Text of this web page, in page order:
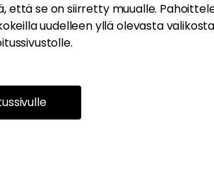
että se on siirretty muualle.
uudelleen yllä olevasta